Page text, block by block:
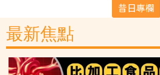
昔日專欄
最新焦點